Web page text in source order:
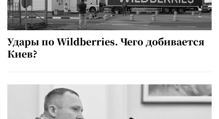
Удары по Wildberries. Чего добивается
Киев?